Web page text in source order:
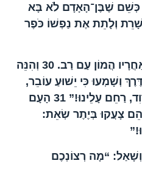
כְּשֵׁם שֶׁבֶּן־הָאָדָם לֹא בָּא
וְלָתֵת אֶת נַפְשׁוֹ כֹּפֶר
הֲמוֹן עַם רַב. 30 וְהִנֵּה
וְשָׁמְעוּ כִּי יֵשׁוּעַ עוֹבֵר,
רַחֵם עָלֵינוּ!” 31 הָעָם
צָעֲקוּ בְּיֶתֶר שְׂאֵת:
“מָה רְצוֹנְכֶם